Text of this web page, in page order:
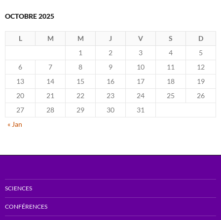
OCTOBRE 2025
L M M J V S
D
1
2 3 4
5
6
7 8 9 10 11
12
13
14 15 16 17 18
19
20
21 22 23 24 25
26
27
28 29 30
31
« Jan
SCIENCES
CONFÉRENCES